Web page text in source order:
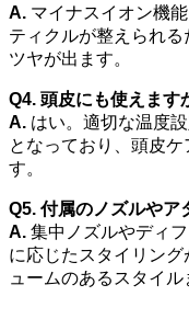
A. マイナスイオン機
ティクルが整えられ
ツヤが出ます。
Q4. 頭皮にも使えます
A. はい。適切な温度
となっており、頭皮
す。
Q5. 付属のノズルやア
A. 集中ノズルやディ
に応じたスタイリン
ュームのあるスタイ